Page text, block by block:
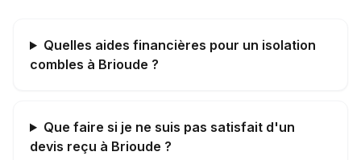
Quelles aides financières pour un isolation
combles à Brioude ?
Que faire si je ne suis pas satisfait d'un
devis reçu à Brioude ?